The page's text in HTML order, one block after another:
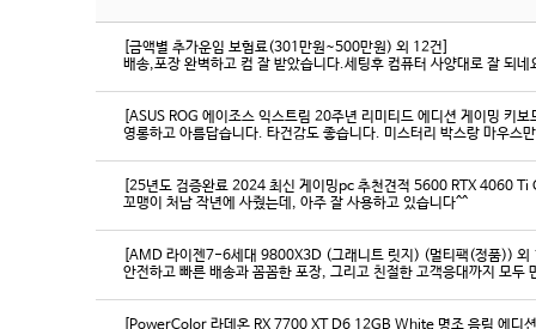
[금액별 추가운임 보험료(301만원~500만원) 외 12건]
배송,포장 완벽하고 컴 잘 받았습니다.세팅후 컴퓨터 사양대로 잘 되
[ASUS ROG 에이조스 익스트림 20주년 리미티드 에디션 게이밍 키
영롱하고 아름답습니다. 타건감도 좋습니다. 미스터리 박스랑 마우스
[25년도 검증완료 2024 최신 게이밍pc 추천견적 5600 RTX 4060
꼬맹이 처남 작년에 사줬는데, 아주 잘 사용하고 있습니다^^
[AMD 라이젠7-6세대 9800X3D (그래니트 릿지) (멀티팩(정품)) 외
[PowerColor 라데온 RX 7700 XT D6 12GB White 명조 음림 에디